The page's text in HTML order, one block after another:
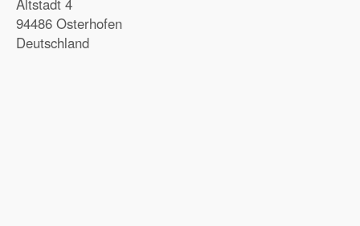
Altstadt 4
94486 Osterhofen
Deutschland